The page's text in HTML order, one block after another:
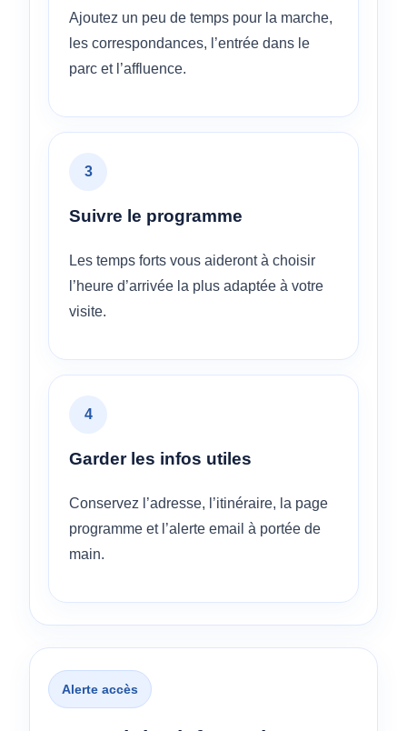
Ajoutez un peu de temps pour la marche,
les correspondances, l’entrée dans le
parc et l’affluence.
3
Suivre le programme
Les temps forts vous aideront à choisir
l’heure d’arrivée la plus adaptée à votre
visite.
4
Garder les infos utiles
Conservez l’adresse, l’itinéraire, la page
programme et l’alerte email à portée de
main.
Alerte accès